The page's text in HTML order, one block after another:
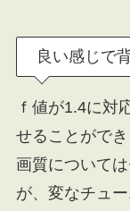
良い感じで
ｆ値が1.4に対
せることができ
画質について
が、変なチュ